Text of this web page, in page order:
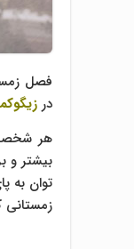
فصل
در
هر شخصی
بیشتر و
توان به
زمستانی